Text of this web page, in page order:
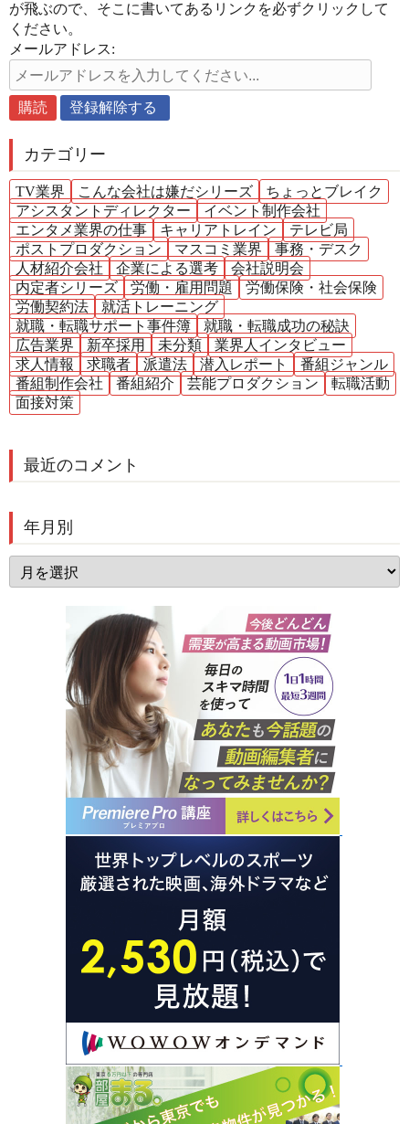
が飛ぶので、そこに書いてあるリンクを必ずクリックして
ください。
メールアドレス:
カテゴリー
TV業界 こんな会社は嫌だシリーズ
ちょっとブレイク
アシスタントディレクター
イベント制作会社
エンタメ業界の仕事
キャリアトレイン
テレビ局
ポストプロダクション
マスコミ業界
事務・デスク
人材紹介会社
企業による選考
会社説明会
内定者シリーズ
労働・雇用問題
労働保険・社会保険
労働契約法
就活トレーニング
就職・転職サポート事件簿
就職・転職成功の秘訣
広告業界
新卒採用 未分類
業界人インタビュー
求人情報
求職者 派遣法 潜入レポート
番組ジャンル
番組制作会社
番組紹介 芸能プロダクション
転職活動
面接対策
最近のコメント
年月別
月